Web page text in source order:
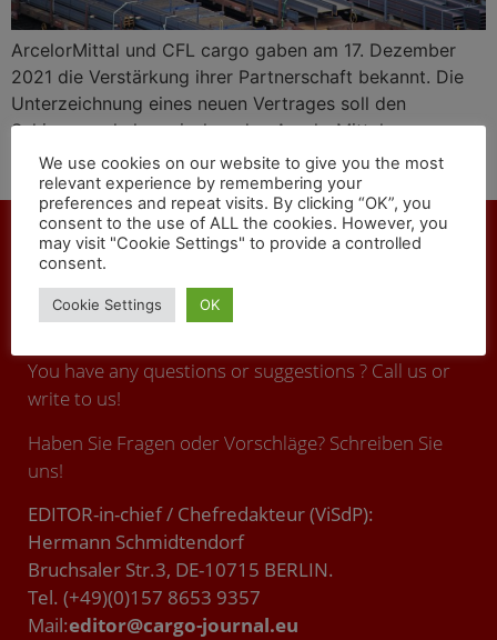
ArcelorMittal und CFL cargo gaben am 17. Dezember
2021 die Verstärkung ihrer Partnerschaft bekannt. Die
Unterzeichnung eines neuen Vertrages soll den
Schienenverkehr zwischen den ArcelorMittal-
Produktionsstandorten in Luxemburg und den
Gütertransport in ganz Europa verbessern.
CONTACT
You have any questions or suggestions ? Call us or
write to us!
Haben Sie Fragen oder Vorschläge? Schreiben Sie
uns!
EDITOR-in-chief / Chefredakteur (ViSdP):
Hermann Schmidtendorf
Bruchsaler Str.3, DE-10715 BERLIN.
Tel. (+49)(0)157 8653 9357
Mail:editor@cargo-journal.eu
We use cookies on our website to give you the most
relevant experience by remembering your
preferences and repeat visits. By clicking “OK”, you
consent to the use of ALL the cookies. However, you
may visit "Cookie Settings" to provide a controlled
consent.
Cookie Settings OK